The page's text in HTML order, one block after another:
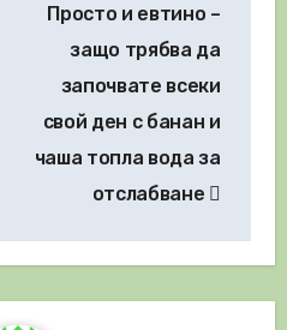
Просто и евтино –
защо трябва да
започвате всеки
свой ден с банан и
чаша топла вода за
отслабване